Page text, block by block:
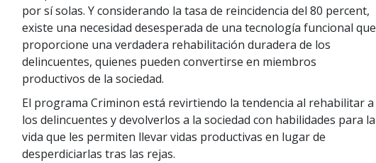
por sí solas. Y considerando la tasa de reincidencia del 80 percent,
existe una necesidad desesperada de una tecnología funcional que
proporcione una verdadera rehabilitación duradera de los
delincuentes, quienes pueden convertirse en miembros
productivos de la sociedad.
El programa Criminon está revirtiendo la tendencia al rehabilitar a
los delincuentes y devolverlos a la sociedad con habilidades para la
vida que les permiten llevar vidas productivas en lugar de
desperdiciarlas tras las rejas.